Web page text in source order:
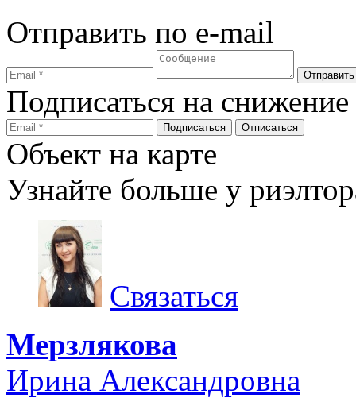
Отправить по e-mail
Подписаться на
Объект на карте
Узнайте больше у
Связаться
Мерзлякова
Ирина Александровна